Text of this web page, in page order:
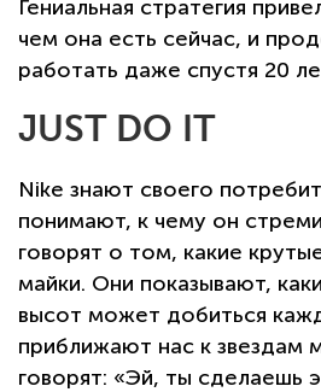
Гениальная стратегия
чем она есть сейчас, и
работать даже спустя 20
JUST DO IT
Nike знают своего
понимают, к чему он
говорят о том, какие
майки. Они показывают,
высот может добиться
приближают нас к звездам
говорят: «Эй, ты сделаешь